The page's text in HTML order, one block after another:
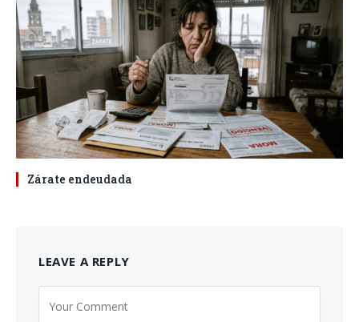
Zárate endeudada
LEAVE A REPLY